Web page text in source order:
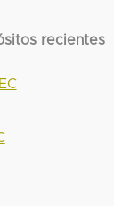
recientes